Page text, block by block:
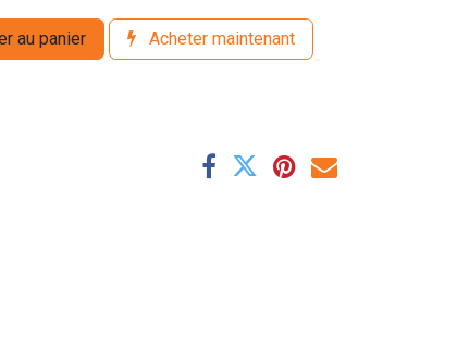
au panier Acheter maintenant